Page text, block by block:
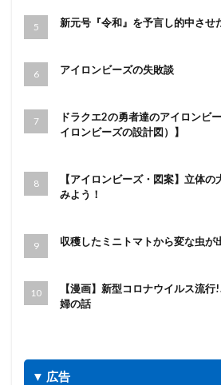
新元号『令和』を予言し的中させ
アイロンビーズの失敗談
ドラクエ2の勇者達のアイロンビ
イロンビーズの設計図）】
【アイロンビーズ・図案】立体
みよう！
収穫したミニトマトから変な虫が
【漫画】新型コロナウイルス流
婦の話
▼ 広告